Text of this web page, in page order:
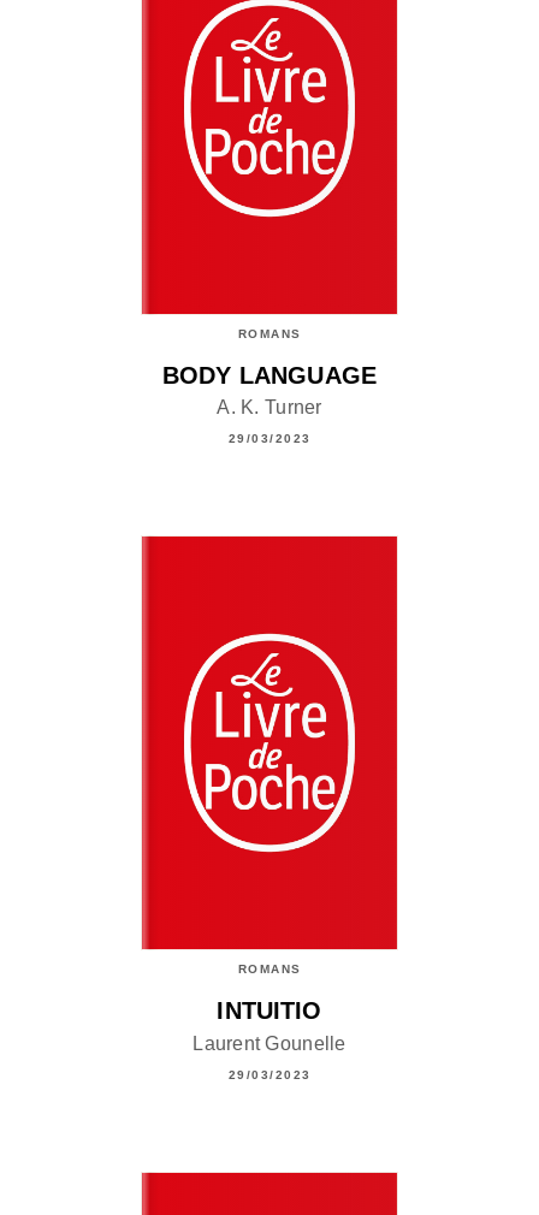
ROMANS
BODY LANGUAGE
A. K. Turner
29/03/2023
ROMANS
INTUITIO
Laurent Gounelle
29/03/2023